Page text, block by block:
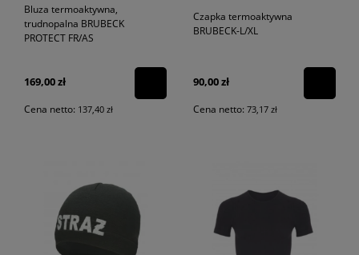
Bluza termoaktywna,
trudnopalna BRUBECK
PROTECT FR/AS
169,00 zł
Cena netto: 137,40 zł
Czapka termoaktywna
BRUBECK-L/XL
90,00 zł
Cena netto: 73,17 zł